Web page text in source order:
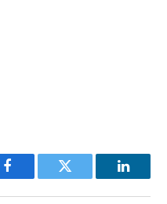
Facebook Twitter LinkedIn